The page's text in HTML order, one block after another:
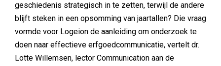
geschiedenis strategisch in te zetten, terwijl de andere
blijft steken in een opsomming van jaartallen? Die vraag
vormde voor Logeion de aanleiding om onderzoek te
doen naar effectieve erfgoedcommunicatie, vertelt dr.
Lotte Willemsen, lector Communication aan de